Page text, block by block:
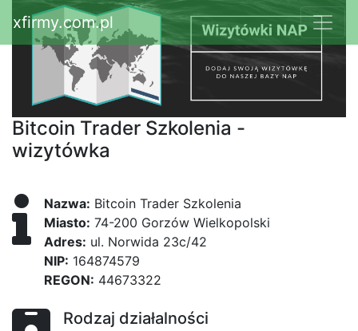
xfirmy.com.pl
Bitcoin Trader Szkolenia -
wizytówka
Nazwa: Bitcoin Trader Szkolenia
Miasto: 74-200 Gorzów Wielkopolski
Adres: ul. Norwida 23c/42
NIP: 164874579
REGON: 44673322
Rodzaj działalności